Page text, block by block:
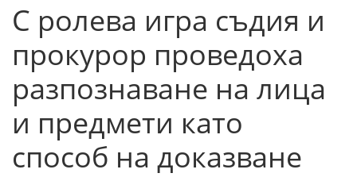
С ролева игра съдия и
прокурор проведоха
разпознаване на лица
и предмети като
способ на доказване